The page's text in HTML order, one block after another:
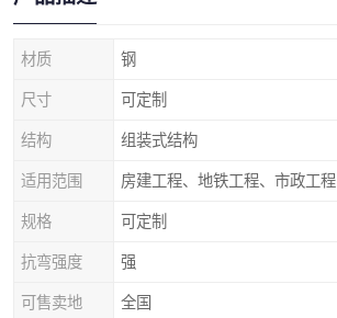
材质 钢
尺寸 可定制
结构 组装式结构
适用范围 房建工程、地铁工程、市政工程
规格 可定制
抗弯强度 强
可售卖地 全国